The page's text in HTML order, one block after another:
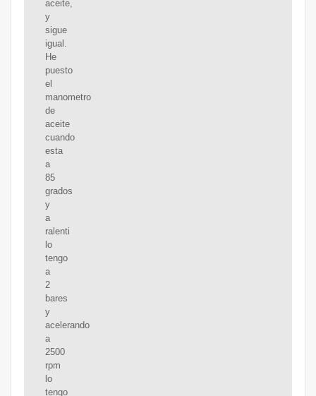
aceite,
y
sigue
igual.
He
puesto
el
manometro
de
aceite
cuando
esta
a
85
grados
y
a
ralenti
lo
tengo
a
2
bares
y
acelerando
a
2500
rpm
lo
tengo